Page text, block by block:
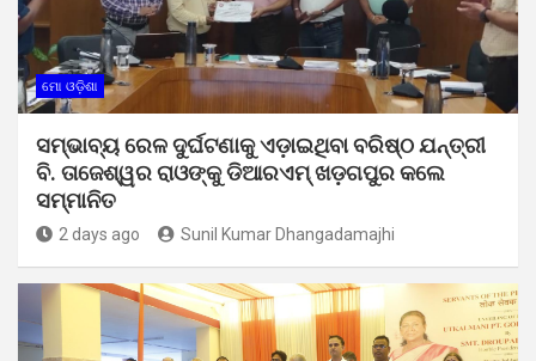
ମୋ ଓଡ଼ିଶା
ସମ୍ଭାବ୍ୟ ରେଳ ଦୁର୍ଘଟଣାକୁ ଏଡ଼ାଇଥିବା ବରିଷ୍ଠ ଯନ୍ତ୍ରୀ
ବି. ତାଜେଶ୍ୱର ରାଓଙ୍କୁ ଡିଆରଏମ୍ ଖଡ଼ଗପୁର କଲେ
ସମ୍ମାନିତ
2 days ago Sunil Kumar Dhangadamajhi